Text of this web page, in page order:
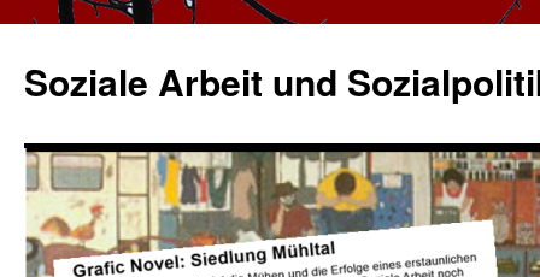
springen
Soziale Arbeit und